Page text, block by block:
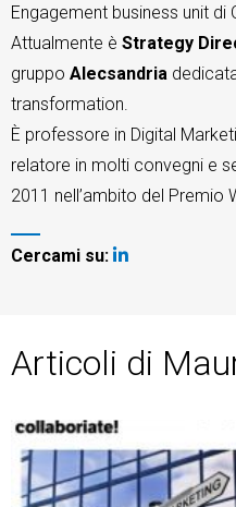
Engagement business unit di
Attualmente è Strategy
gruppo Alecsandria
transformation.
È professore in Digital
relatore in molti convegni e
2011 nell’ambito del Premio
Cercami su:
Articoli di